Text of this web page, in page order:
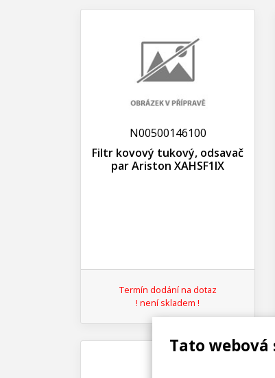
Tato
N00500146100
Filtr kovový tukový, odsavač
par Ariston XAHSF1IX
Termín dodání na dotaz
! není skladem !